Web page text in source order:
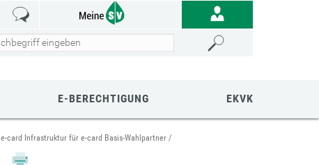
E-BERECHTIGUNG EKVK
e-card Infrastruktur für e-card Basis-Wahlpartner